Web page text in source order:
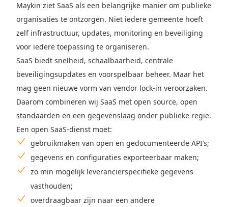
Maykin ziet SaaS als een belangrijke manier om publieke
organisaties te ontzorgen. Niet iedere gemeente hoeft
zelf infrastructuur, updates, monitoring en beveiliging
voor iedere toepassing te organiseren.
SaaS biedt snelheid, schaalbaarheid, centrale
beveiligingsupdates en voorspelbaar beheer. Maar het
mag geen nieuwe vorm van vendor lock-in veroorzaken.
Daarom combineren wij SaaS met open source, open
standaarden en een gegevenslaag onder publieke regie.
Een open SaaS-dienst moet:
gebruikmaken van open en gedocumenteerde API’s;
gegevens en configuraties exporteerbaar maken;
zo min mogelijk leverancierspecifieke gegevens
vasthouden;
overdraagbaar zijn naar een andere